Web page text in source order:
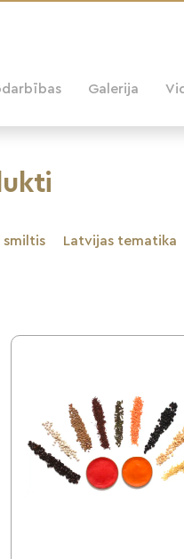
Galerija
smiltis Latvijas tematika